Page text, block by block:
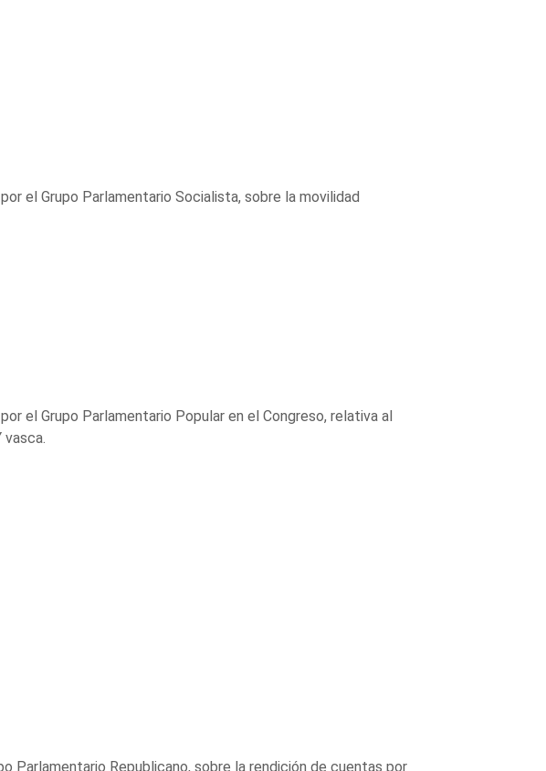
el Grupo Parlamentario Socialista, sobre la movilidad
el Grupo Parlamentario Popular en el Congreso, relativa al
Parlamentario Republicano, sobre la rendición de cuentas por